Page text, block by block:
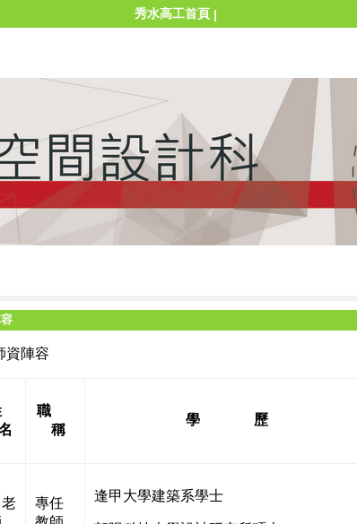
秀水高工首頁 |
職
稱
學 歷
專任
逢甲大學建築系學士